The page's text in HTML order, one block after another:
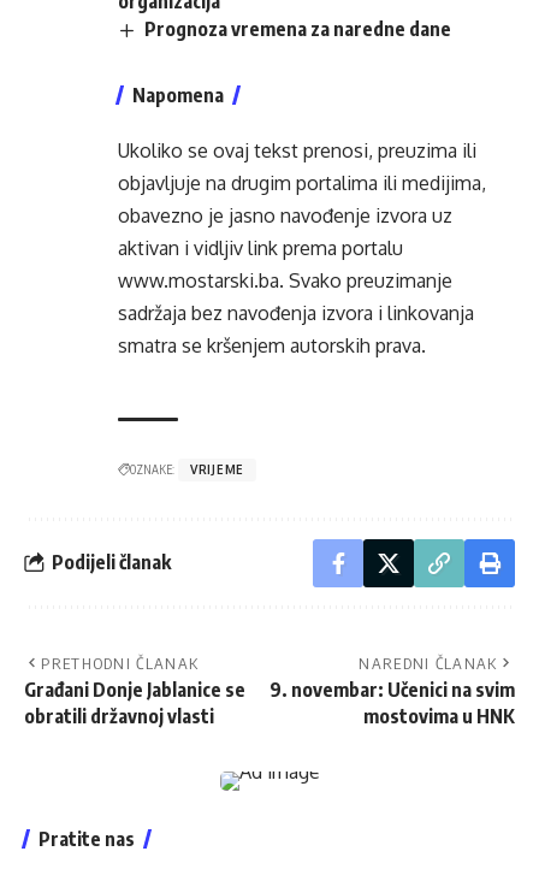
Prognoza vremena za naredne dane
Napomena
Ukoliko se ovaj tekst prenosi, preuzima ili
objavljuje na drugim portalima ili medijima,
obavezno je jasno navođenje izvora uz
aktivan i vidljiv link prema portalu
www.mostarski.ba. Svako preuzimanje
sadržaja bez navođenja izvora i linkovanja
smatra se kršenjem autorskih prava.
OZNAKE: VRIJEME
Podijeli članak
PRETHODNI ČLANAK
Građani Donje Jablanice se
obratili državnoj vlasti
NAREDNI ČLANAK
9. novembar: Učenici na svim
mostovima u HNK
Pratite nas